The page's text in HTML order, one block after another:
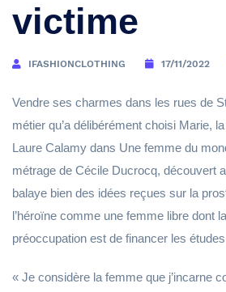
victime
IFASHIONCLOTHING 17/11/2022
Vendre ses charmes dans les rues de
métier qu’a délibérément choisi Marie,
Laure Calamy dans Une femme du
métrage de Cécile Ducrocq, découvert
balaye bien des idées reçues sur la
l’héroïne comme une femme libre dont
préoccupation est de financer les
« Je considère la femme que j’incarne